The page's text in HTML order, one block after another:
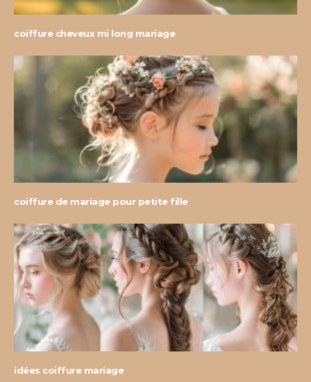
coiffure cheveux mi long mariage
coiffure de mariage pour petite fille
idées coiffure mariage